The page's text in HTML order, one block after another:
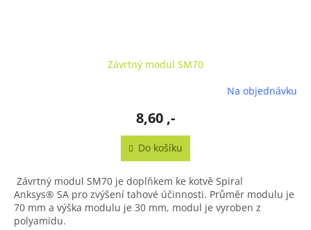
Závrtný modul SM70
Na objednávku
8,60 ,-
Do košíku
Závrtný modul SM70 je doplňkem ke kotvě Spiral
Anksys® SA pro zvýšení tahové účinnosti. Průměr modulu je
70 mm a výška modulu je 30 mm, modul je vyroben z
polyamidu.